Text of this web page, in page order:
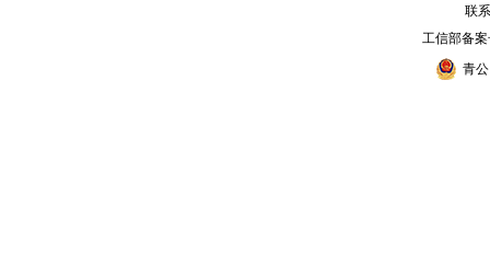
联
工信部备
青公